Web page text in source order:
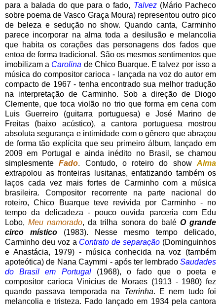
para a balada do que para o fado, Talvez(Mário Pacheco
sobre poema de Vasco Graça Moura) representou outro pico
de beleza e sedução no show. Quando canta, Carminho
parece incorporar na alma toda a desilusão e melancolia
que habita os corações das personagens dos fados que
entoa de forma tradicional. São os mesmos sentimentos que
imobilizam a Carolina de Chico Buarque. E talvez por isso a
música do compositor carioca - lançada na voz do autor em
compacto de 1967 - tenha encontrado sua melhor tradução
na interpretação de Carminho. Sob a direção de Diogo
Clemente, que toca violão no trio que forma em cena com
Luis Guerreiro (guitarra portuguesa) e José Marino de
Freitas (baixo acústico), a cantora portuguesa mostrou
absoluta segurança e intimidade com o gênero que abraçou
de forma tão explícita que seu primeiro álbum, lançado em
2009 em Portugal e ainda inédito no Brasil, se chamou
simplesmenteFado. Contudo, o roteiro do showAlma
extrapolou as fronteiras lusitanas, enfatizando também os
laços cada vez mais fortes de Carminho com a música
brasileira. Compositor recorrente na parte nacional do
roteiro, Chico Buarque teve revivida por Carminho - no
tempo da delicadeza - pouco ouvida parceria com Edu
Lobo,Meu namorado, da trilha sonora do balé O grande
circo místico (1983). Nesse mesmo tempo delicado,
Carminho deu voz a Contrato de separação (Dominguinhos
e Anastácia, 1979) - música conhecida na voz (também
apoteótica) de Nana Caymmi - após ter lembrado Saudades
do Brasil em Portugal (1968), o fado que o poeta e
compositor carioca Vinicius de Moraes (1913 - 1980) fez
quando passava temporada na Terrinha. E nem tudo foi
melancolia e tristeza. Fado lançado em 1934 pela cantora